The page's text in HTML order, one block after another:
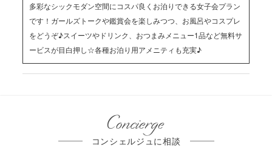
多彩なシックモダン空間にコスパ良くお泊りできる女子会プラン
です！ガールズトークや鑑賞会を楽しみつつ、お風呂やコスプレ
をどうぞ♪スイーツやドリンク、おつまみメニュー1品など無料サ
ービスが目白押し☆各種お泊り用アメニティも充実♪
Concierge
コンシェルジュに相談